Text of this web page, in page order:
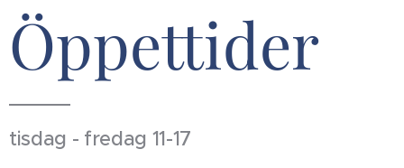
Öppettider
tisdag - fredag 11-17